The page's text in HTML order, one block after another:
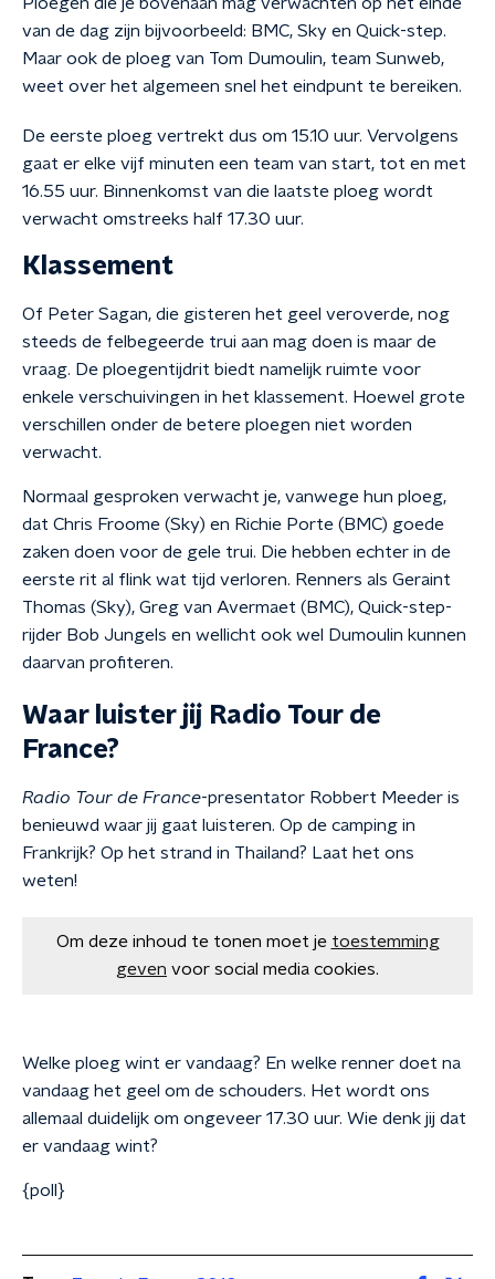
van de dag zijn bijvoorbeeld: BMC, Sky en Quick-step.
Maar ook de ploeg van Tom Dumoulin, team Sunweb,
weet over het algemeen snel het eindpunt te bereiken.
De eerste ploeg vertrekt dus om 15.10 uur. Vervolgens
gaat er elke vijf minuten een team van start, tot en met
16.55 uur. Binnenkomst van die laatste ploeg wordt
verwacht omstreeks half 17.30 uur.
Klassement
Of Peter Sagan, die gisteren het geel veroverde, nog
steeds de felbegeerde trui aan mag doen is maar de
vraag. De ploegentijdrit biedt namelijk ruimte voor
enkele verschuivingen in het klassement. Hoewel grote
verschillen onder de betere ploegen niet worden
verwacht.
Normaal gesproken verwacht je, vanwege hun ploeg,
dat Chris Froome (Sky) en Richie Porte (BMC) goede
zaken doen voor de gele trui. Die hebben echter in de
eerste rit al flink wat tijd verloren. Renners als Geraint
Thomas (Sky), Greg van Avermaet (BMC), Quick-step-
rijder Bob Jungels en wellicht ook wel Dumoulin kunnen
daarvan profiteren.
Waar luister jij Radio Tour de
France?
Radio Tour de France-presentator Robbert Meeder is
benieuwd waar jij gaat luisteren. Op de camping in
Frankrijk? Op het strand in Thailand? Laat het ons
weten!
Om deze inhoud te tonen moet je toestemming
geven voor social media cookies.
Welke ploeg wint er vandaag? En welke renner doet na
vandaag het geel om de schouders. Het wordt ons
allemaal duidelijk om ongeveer 17.30 uur. Wie denk jij dat
er vandaag wint?
{poll}